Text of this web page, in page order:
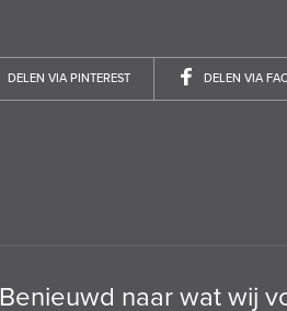
DELEN VIA PINTEREST DELEN VIA
Benieuwd naar wat wij